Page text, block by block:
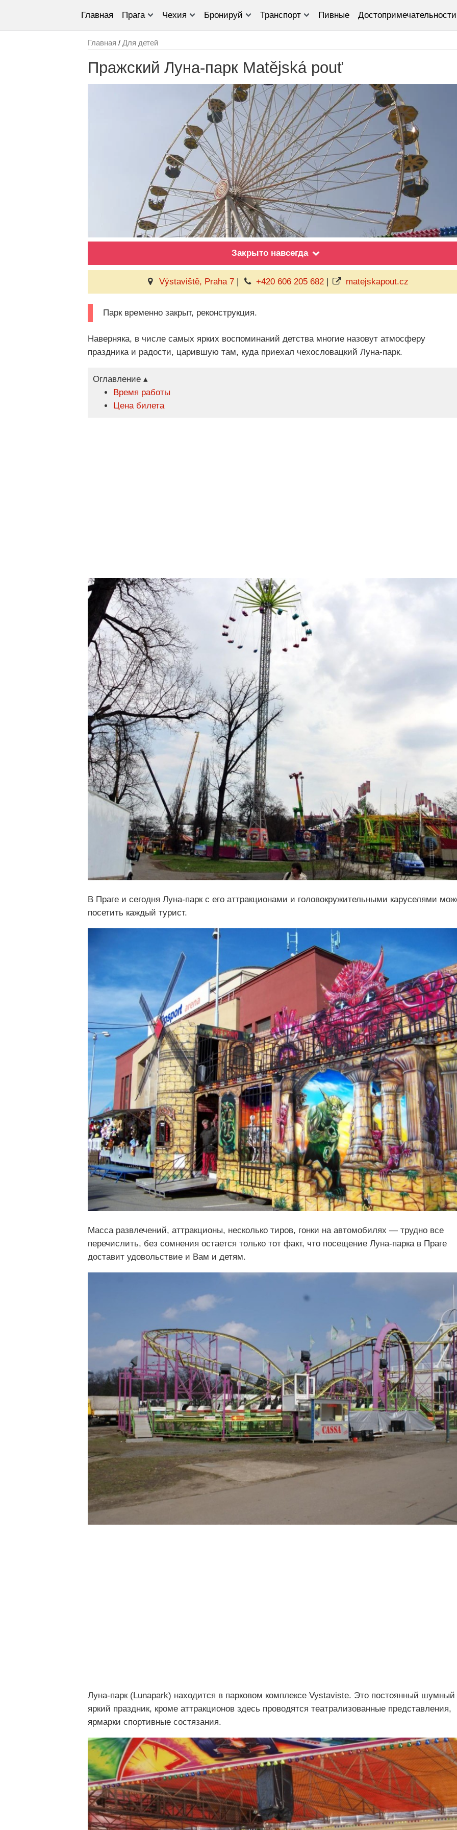
Главная Прага Чехия Бронируй Транспорт Пивные Достопримечательности
Главная / Для детей
Пражский Луна-парк Matějská pouť
Закрыто навсегда
Výstaviště, Praha 7 | +420 606 205 682| matejskapout.cz
Парк временно закрыт, реконструкция.
Наверняка, в числе самых ярких воспоминаний детства многие назовут атмосферу
праздника и радости, царившую там, куда приехал чехословацкий Луна-парк.
Оглавление ▴
Время работы
Цена билета
В Праге и сегодня Луна-парк с его аттракционами и головокружительными каруселями
посетить каждый турист.
Масса развлечений, аттракционы, несколько тиров, гонки на автомобилях — трудно все
перечислить, без сомнения остается только тот факт, что посещение Луна-парка в Праге
доставит удовольствие и Вам и детям.
Луна-парк (Lunapark) находится в парковом комплексе Vystaviste. Это постоянный
яркий праздник, кроме аттракционов здесь проводятся театрализованные представления,
ярмарки спортивные состязания.